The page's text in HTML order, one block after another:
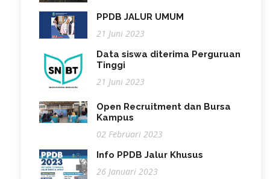
PPDB JALUR UMUM
21 Juni 2023
Data siswa diterima Perguruan
Tinggi
21 Juni 2023
Open Recruitment dan Bursa
Kampus
02 Februari 2023
Info PPDB Jalur Khusus
26 Januari 2023